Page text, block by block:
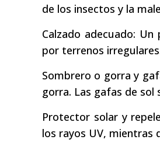
de los insectos y la
Calzado adecuado:
por terrenos
Sombrero o gorra y
gorra. Las gafas de
Protector solar y
los rayos UV, mientras